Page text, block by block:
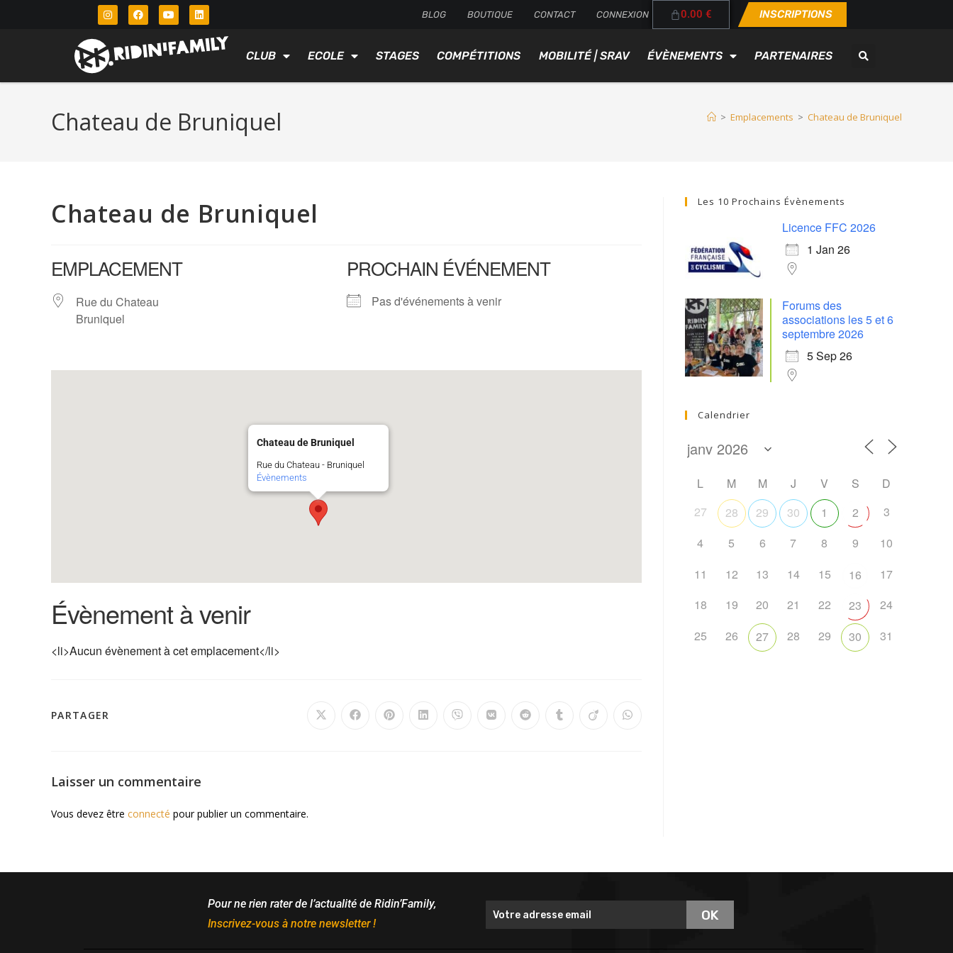
BLOG BOUTIQUE CONTACT CONNEXION 0.00€ INSCRIPTIONS
CLUB ECOLE STAGES COMPÉTITIONS MOBILITÉ | SRAV ÉVÈNEMENTS PARTENAIRES
Chateau de Bruniquel > Emplacements > Chateau de Bruniquel
Chateau de Bruniquel
EMPLACEMENT
Rue du Chateau
Bruniquel
PROCHAIN ÉVÉNEMENT
Pas d'événements à venir
Chateau de Bruniquel
Rue du Chateau - Bruniquel
Évènements
Évènement à venir
<li>Aucun évènement à cet emplacement</li>
PARTAGER
Laisser un commentaire
Vous devez être connecté pour publier un commentaire.
Les 10 Prochains Évènements
Licence FFC 2026
1 Jan 26
Forums des
associations les 5 et 6
septembre 2026
5 Sep 26
Calendrier
L M M J V S
D
27
28 29 30 1 2
3
4
5 6 7 8 9
10
11
12 13 14 15 16
17
18
19 20 21 22 23
24
25
26 27 28 29 30 31
Pour ne rien rater de l’actualité de Ridin’Family,
Inscrivez-vous à notre newsletter !
OK